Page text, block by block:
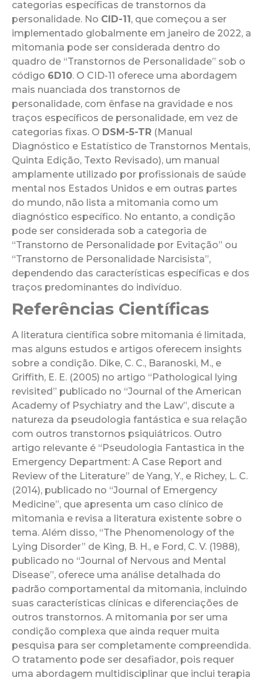
categorias específicas de transtornos da
personalidade. No CID-11, que começou a ser
implementado globalmente em janeiro de 2022, a
mitomania pode ser considerada dentro do
quadro de “Transtornos de Personalidade” sob o
código 6D10. O CID-11 oferece uma abordagem
mais nuanciada dos transtornos de
personalidade, com ênfase na gravidade e nos
traços específicos de personalidade, em vez de
categorias fixas. O DSM-5-TR (Manual
Diagnóstico e Estatístico de Transtornos Mentais,
Quinta Edição, Texto Revisado), um manual
amplamente utilizado por profissionais de saúde
mental nos Estados Unidos e em outras partes
do mundo, não lista a mitomania como um
diagnóstico específico. No entanto, a condição
pode ser considerada sob a categoria de
“Transtorno de Personalidade por Evitação” ou
“Transtorno de Personalidade Narcisista”,
dependendo das características específicas e dos
traços predominantes do indivíduo.
Referências Científicas
A literatura científica sobre mitomania é limitada,
mas alguns estudos e artigos oferecem insights
sobre a condição. Dike, C. C., Baranoski, M., e
Griffith, E. E. (2005) no artigo “Pathological lying
revisited” publicado no “Journal of the American
Academy of Psychiatry and the Law”, discute a
natureza da pseudologia fantástica e sua relação
com outros transtornos psiquiátricos. Outro
artigo relevante é “Pseudologia Fantastica in the
Emergency Department: A Case Report and
Review of the Literature” de Yang, Y., e Richey, L. C.
(2014), publicado no “Journal of Emergency
Medicine”, que apresenta um caso clínico de
mitomania e revisa a literatura existente sobre o
tema. Além disso, “The Phenomenology of the
Lying Disorder” de King, B. H., e Ford, C. V. (1988),
publicado no “Journal of Nervous and Mental
Disease”, oferece uma análise detalhada do
padrão comportamental da mitomania, incluindo
suas características clínicas e diferenciações de
outros transtornos. A mitomania por ser uma
condição complexa que ainda requer muita
pesquisa para ser completamente compreendida.
O tratamento pode ser desafiador, pois requer
uma abordagem multidisciplinar que inclui terapia